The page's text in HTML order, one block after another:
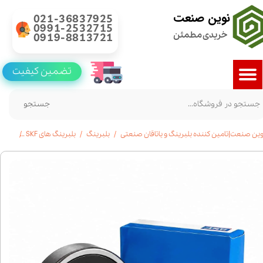
نوین صنعت
خریدی مطمئن
021-36837925
0991-2532715
0919-8813721
جستجو
تضمین کیفیت
صنعت|تامین کننده بلبرینگ و یاتاقان صنعتی بلبرینگ بلبرینگ های SKF